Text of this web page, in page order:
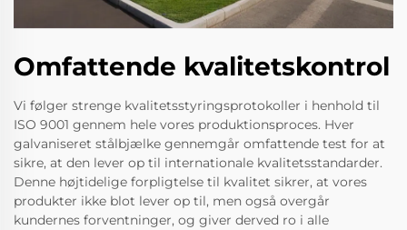
Omfattende kvalitetskontrol
Vi følger strenge kvalitetsstyringsprotokoller i henhold til
ISO 9001 gennem hele vores produktionsproces. Hver
galvaniseret stålbjælke gennemgår omfattende test for at
sikre, at den lever op til internationale kvalitetsstandarder.
Denne højtidelige forpligtelse til kvalitet sikrer, at vores
produkter ikke blot lever op til, men også overgår
kundernes forventninger, og giver derved ro i alle